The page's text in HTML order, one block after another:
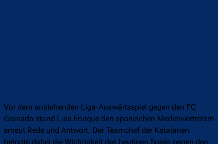
Vor dem anstehenden Liga-Auswärtsspiel gegen den FC
Granada stand Luis Enrique den spanischen Medienvertretern
erneut Rede und Antwort. Der Teamchef der Katalanen
betonte dabei die Wichtigkeit des heutigen Spiels gegen den